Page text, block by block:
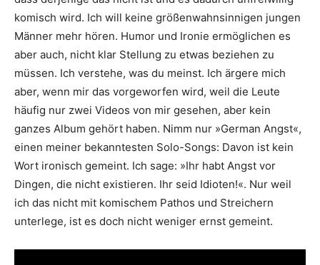
komisch wird. Ich will keine größenwahnsinnigen jungen
Männer mehr hören. Humor und Ironie ermöglichen es
aber auch, nicht klar Stellung zu etwas beziehen zu
müssen. Ich verstehe, was du meinst. Ich ärgere mich
aber, wenn mir das vorgeworfen wird, weil die Leute
häufig nur zwei Videos von mir gesehen, aber kein
ganzes Album gehört haben. Nimm nur »German Angst«,
einen meiner bekanntesten Solo-Songs: Davon ist kein
Wort ironisch gemeint. Ich sage: »Ihr habt Angst vor
Dingen, die nicht existieren. Ihr seid Idioten!«. Nur weil
ich das nicht mit komischem Pathos und Streichern
unterlege, ist es doch nicht weniger ernst gemeint.